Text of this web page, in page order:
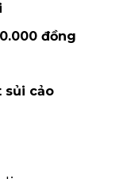
đồng
sủi cảo